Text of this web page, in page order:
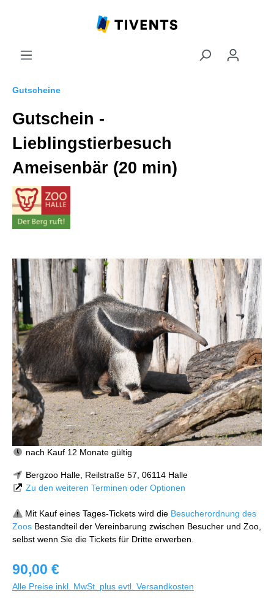
Gutscheine
Gutschein -
Lieblingstierbesuch
Ameisenbär (20 min)
nach Kauf 12 Monate gültig
Bergzoo Halle, Reilstraße 57, 06114 Halle
Zu den weiteren Terminen oder Optionen
Mit Kauf eines Tages-Tickets wird die Besucherordnung des
Zoos Bestandteil der Vereinbarung zwischen Besucher und Zoo,
selbst wenn Sie die Tickets für Dritte erwerben.
90,00 €
Alle Preise inkl. MwSt. plus evtl. Versandkosten